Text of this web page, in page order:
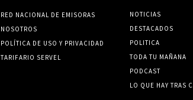
RED NACIONAL DE EMISORAS
NOSOTROS
POLÍTICA DE USO Y PRIVACIDAD
TARIFARIO SERVEL
NOTICIAS
DESTACADOS
POLITICA
TODA TU MAÑANA
PODCAST
LO QUE HAY TRAS